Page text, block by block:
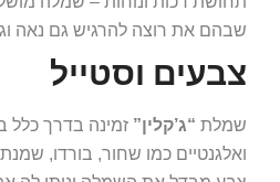
שבהם את רוצה להרגיש גם נאה
צבעים וסטייל
שמלת “ג’קלין” זמינה בדרך כלל
ואלגנטיים כמו שחור, בורדו,